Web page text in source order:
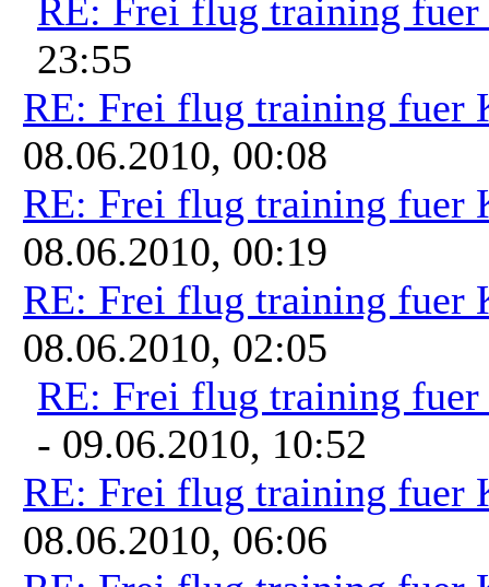
RE: Frei flug training fuer
23:55
RE: Frei flug training fuer
08.06.2010, 00:08
RE: Frei flug training fuer
08.06.2010, 00:19
RE: Frei flug training fuer
08.06.2010, 02:05
RE: Frei flug training fuer
- 09.06.2010, 10:52
RE: Frei flug training fuer
08.06.2010, 06:06